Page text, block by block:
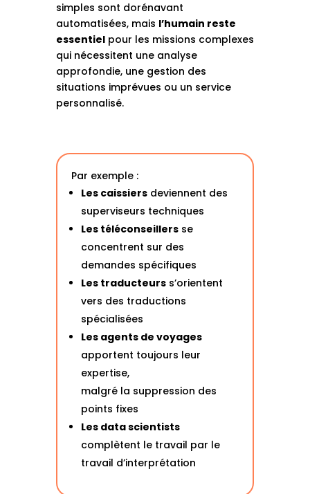
simples sont dorénavant
automatisées, mais l’humain reste
essentielpour les missions complexes
qui nécessitent une analyse
approfondie, une gestion des
situations imprévues ou un service
personnalisé.
Par exemple :
Les caissiersdeviennent des
superviseurs techniques
Les téléconseillersse
concentrent sur des
demandes spécifiques
Les traducteurss’orientent
vers des traductions
spécialisées
Les agents de voyages
apportent toujours leur
expertise,
malgré la suppression des
points fixes
Les data scientists
complètent le travail par le
travail d’interprétation